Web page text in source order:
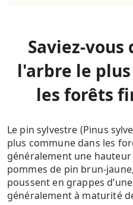
Saviez-
l'arbre le
les forêts
Le pin sylvestre (Pinus
plus commune dans les
généralement une hauteur
pommes de pin brun-
poussent en grappes
généralement à maturité